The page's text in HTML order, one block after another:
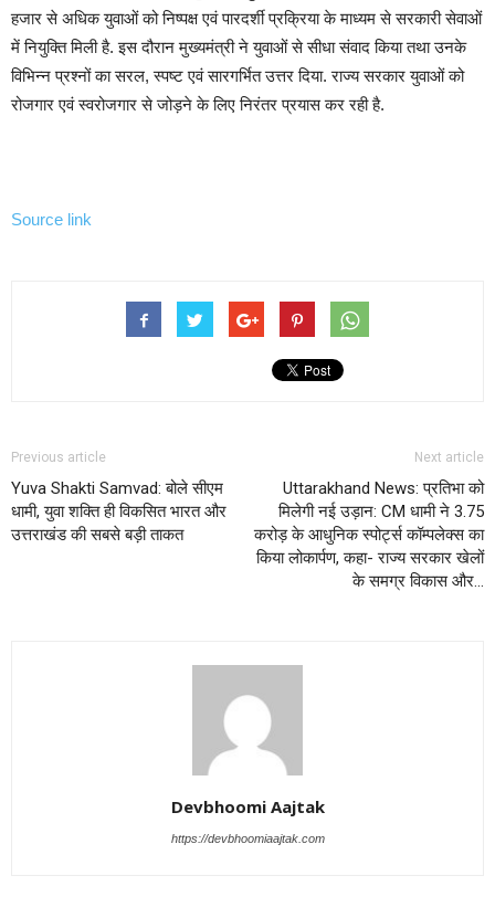
हजार से अधिक युवाओं को निष्पक्ष एवं पारदर्शी प्रक्रिया के माध्यम से सरकारी सेवाओं
में नियुक्ति मिली है. इस दौरान मुख्यमंत्री ने युवाओं से सीधा संवाद किया तथा उनके
विभिन्न प्रश्नों का सरल, स्पष्ट एवं सारगर्भित उत्तर दिया. राज्य सरकार युवाओं को
रोजगार एवं स्वरोजगार से जोड़ने के लिए निरंतर प्रयास कर रही है.
Source link
Previous article
Yuva Shakti Samvad: बोले सीएम
धामी, युवा शक्ति ही विकसित भारत और
उत्तराखंड की सबसे बड़ी ताकत
Next article
Uttarakhand News: प्रतिभा को
मिलेगी नई उड़ान: CM धामी ने 3.75
करोड़ के आधुनिक स्पोर्ट्स कॉम्पलेक्स का
किया लोकार्पण, कहा- राज्य सरकार खेलों
के समग्र विकास और…
Devbhoomi Aajtak
https://devbhoomiaajtak.com